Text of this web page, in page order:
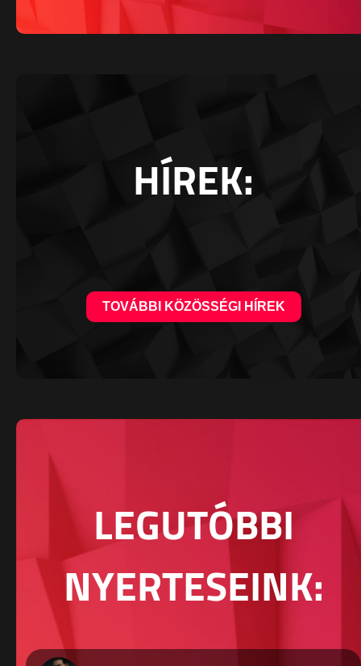
HÍREK:
TOVÁBBI KÖZÖSSÉGI HÍREK
LEGUTÓBBI
NYERTESEINK: